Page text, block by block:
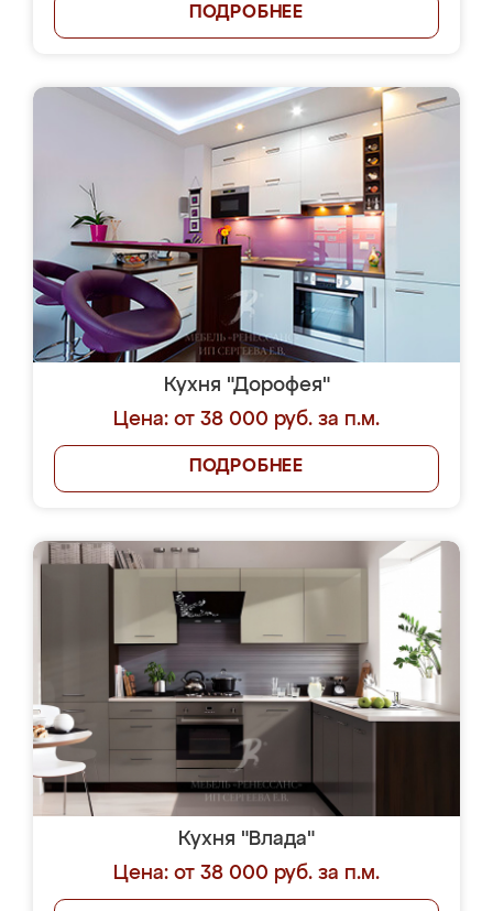
ПОДРОБНЕЕ
Кухня "Дорофея"
Цена: от 38 000 руб. за п.м.
ПОДРОБНЕЕ
Кухня "Влада"
Цена: от 38 000 руб. за п.м.